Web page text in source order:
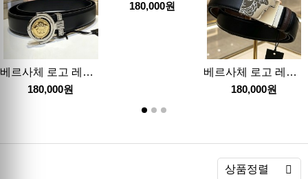
베르사체 로고 레더 가죽 3.5cm 벨트 26SS
180,000원
180,000원
베르사체 로고 레더 가죽 3.5cm 벨트 (2컬러) 26SS
180,000원
상품정렬